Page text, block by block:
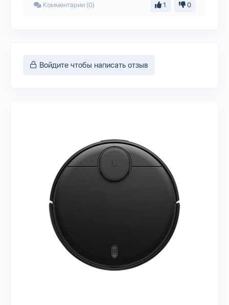
Комментарии (0) 1 0
Войдите чтобы написать отзыв